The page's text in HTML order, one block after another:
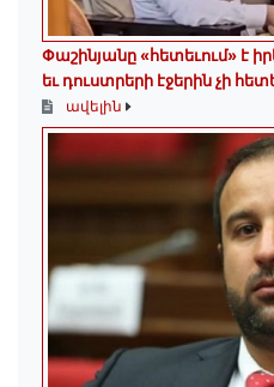
Փաշինյանը «հետեւում» է
եւ դուստրերի էջերին չի
ավելին